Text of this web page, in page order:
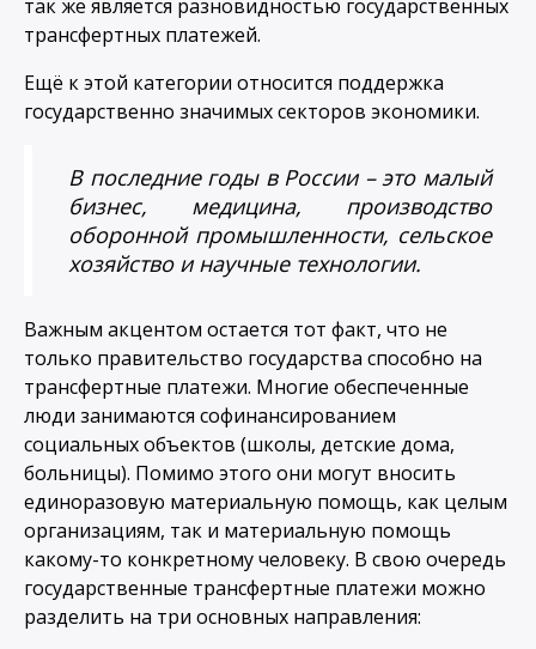
так же является разновидностью государственных
трансфертных платежей.
Ещё к этой категории относится поддержка
государственно значимых секторов экономики.
В последние годы в России – это малый
бизнес, медицина, производство
оборонной промышленности, сельское
хозяйство и научные технологии.
Важным акцентом остается тот факт, что не
только правительство государства способно на
трансфертные платежи. Многие обеспеченные
люди занимаются софинансированием
социальных объектов (школы, детские дома,
больницы). Помимо этого они могут вносить
единоразовую материальную помощь, как целым
организациям, так и материальную помощь
какому-то конкретному человеку. В свою очередь
государственные трансфертные платежи можно
разделить на три основных направления: